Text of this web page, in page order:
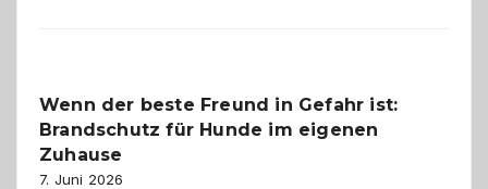
und
herzlich
Wenn der beste Freund in Gefahr ist:
Brandschutz für Hunde im eigenen
Zuhause
7. Juni 2026